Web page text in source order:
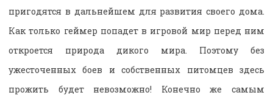
пригодятся в дальнейшем для развития своего дома.
Как только геймер попадет в игровой мир перед ним
откроется природа дикого мира. Поэтому без
ужесточенных боев и собственных питомцев здесь
прожить будет невозможно! Конечно же самым